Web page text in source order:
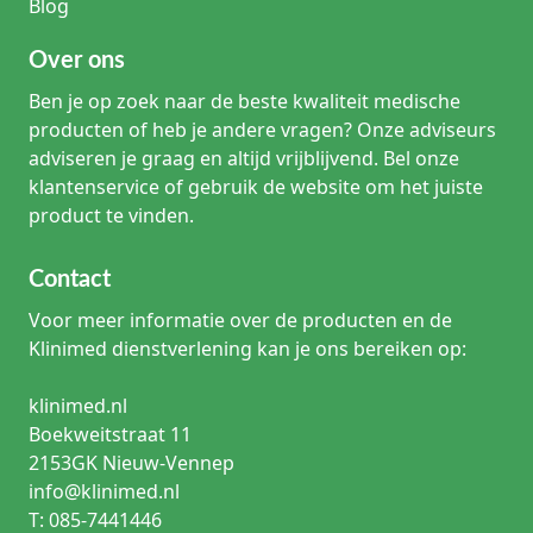
Wanneer moet ik een convexe huidplak gebruiken?
Een convexe plak wordt doorgaans geadviseerd wanneer
een stoma op of onder huidniveau ligt, of wanneer er
plooien rondom het stoma aanwezig zijn die lekkage
kunnen veroorzaken. Overleg hiervoor altijd met een
stomatherapeut.
Wat is het voordeel van een tweedelig systeem?
dagen kan blijven zitten (afhankelijk van het type) terwijl u
mechanische belasting op de huid.
De opening moet nauw aansluiten, maar mag het stoma
niet knellen. Meestal wordt een ruimte van 2 tot 3
millimeter rondom het stoma aangehouden. De exacte
instructies verschillen per product.
Kan ik een huidplak zelf op maat knippen?
Blog
Over ons
Ben je op zoek naar de beste kwaliteit medische
producten of heb je andere vragen? Onze adviseurs
adviseren je graag en altijd vrijblijvend. Bel onze
klantenservice of gebruik de website om het juiste
product te vinden.
Contact
Voor meer informatie over de producten en de
Klinimed dienstverlening kan je ons bereiken op:
klinimed.nl
Boekweitstraat 11
2153GK Nieuw-Vennep
info@klinimed.nl
T: 085-7441446